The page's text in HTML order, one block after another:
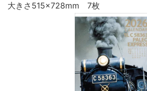
大きさ515×728mm 7枚